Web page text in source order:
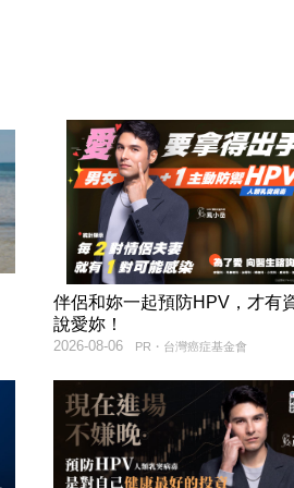
伴侶和妳一起預防HPV，才有
說愛妳！
PR・台灣癌症基金會
2026-08-06